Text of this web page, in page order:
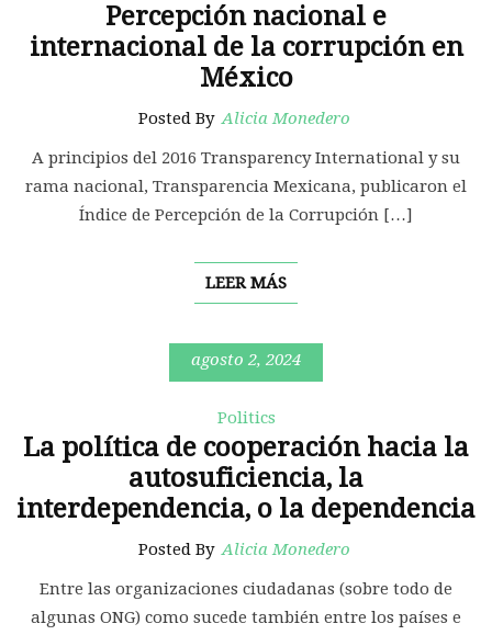
Percepción nacional e
internacional de la corrupción en
México
Posted By Alicia Monedero
A principios del 2016 Transparency International y su
rama nacional, Transparencia Mexicana, publicaron el
Índice de Percepción de la Corrupción […]
LEER MÁS
agosto 2, 2024
Politics
La política de cooperación hacia la
autosuficiencia, la
interdependencia, o la dependencia
Posted By Alicia Monedero
Entre las organizaciones ciudadanas (sobre todo de
algunas ONG) como sucede también entre los países e